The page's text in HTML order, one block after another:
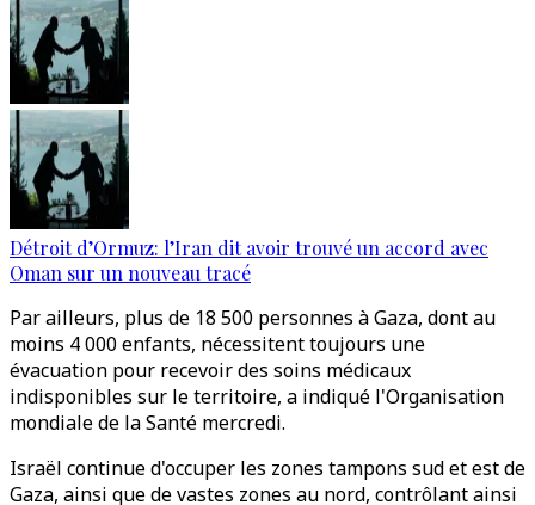
Détroit d’Ormuz: l’Iran dit avoir trouvé un accord avec
Oman sur un nouveau tracé
Par ailleurs, plus de 18 500 personnes à Gaza, dont au
moins 4 000 enfants, nécessitent toujours une
évacuation pour recevoir des soins médicaux
indisponibles sur le territoire, a indiqué l'Organisation
mondiale de la Santé mercredi.
Israël continue d'occuper les zones tampons sud et est de
Gaza, ainsi que de vastes zones au nord, contrôlant ainsi